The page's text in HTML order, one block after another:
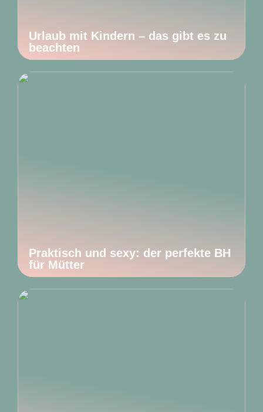
Urlaub mit Kindern – das gibt es zu
beachten
Praktisch und sexy: der perfekte BH
für Mütter